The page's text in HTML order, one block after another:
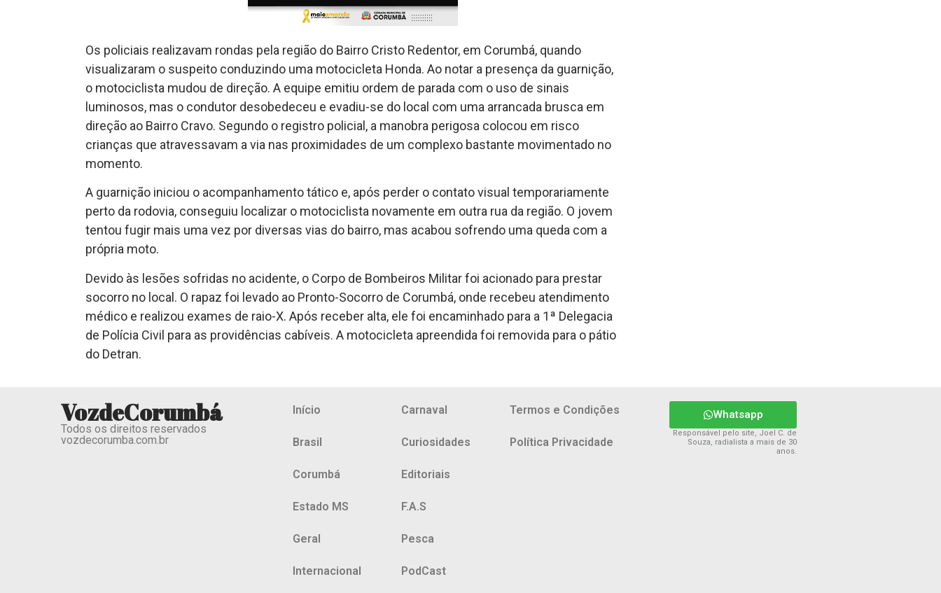
Os policiais realizavam rondas pela região do Bairro Cristo Redentor, em Corumbá, quando
visualizaram o suspeito conduzindo uma motocicleta Honda. Ao notar a presença da guarnição,
o motociclista mudou de direção. A equipe emitiu ordem de parada com o uso de sinais
luminosos, mas o condutor desobedeceu e evadiu-se do local com uma arrancada brusca em
direção ao Bairro Cravo. Segundo o registro policial, a manobra perigosa colocou em risco
crianças que atravessavam a via nas proximidades de um complexo bastante movimentado no
momento.
A guarnição iniciou o acompanhamento tático e, após perder o contato visual temporariamente
perto da rodovia, conseguiu localizar o motociclista novamente em outra rua da região. O jovem
tentou fugir mais uma vez por diversas vias do bairro, mas acabou sofrendo uma queda com a
própria moto.
Devido às lesões sofridas no acidente, o Corpo de Bombeiros Militar foi acionado para prestar
socorro no local. O rapaz foi levado ao Pronto-Socorro de Corumbá, onde recebeu atendimento
médico e realizou exames de raio-X. Após receber alta, ele foi encaminhado para a 1ª Delegacia
de Polícia Civil para as providências cabíveis. A motocicleta apreendida foi removida para o pátio
do Detran.
VozdeCorumbá
Todos os direitos reservados
vozdecorumba.com.br
Início
Brasil
Corumbá
Estado MS
Geral
Internacional
Carnaval
Curiosidades
Editoriais
F.A.S
Pesca
PodCast
Termos e Condições
Política Privacidade
Whatsapp
Responsável pelo site, Joel C. de
Souza, radialista a mais de 30
anos.